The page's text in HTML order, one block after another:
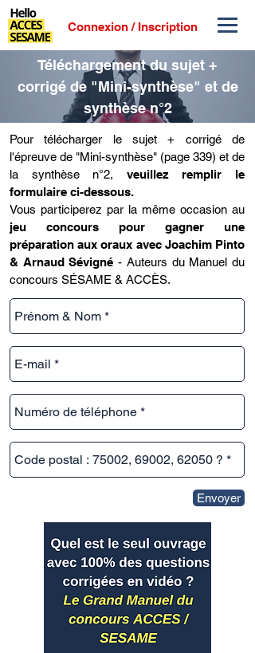
Connexion / Inscription
Téléchargement du sujet +
corrigé de "Mini-synthèse" et de
synthèse n°2
Pour télécharger le sujet + corrigé de
l'épreuve de "Mini-synthèse" (page 339) et de
la synthèse n°2, veuillez remplir le
formulaire ci-dessous.
Vous participerez par la même occasion au
jeu concours pour gagner une
préparation aux oraux avec Joachim Pinto
& Arnaud Sévigné - Auteurs du Manuel du
concours SÉSAME & ACCÈS.
Envoyer